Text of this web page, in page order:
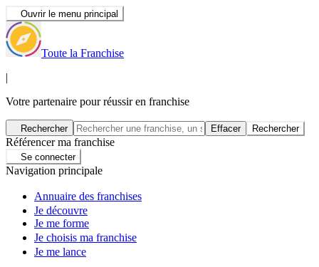
Ouvrir le menu principal
Toute la Franchise
|
Votre partenaire pour réussir en franchise
Rechercher Effacer Rechercher
Référencer ma franchise
Se connecter
Navigation principale
Annuaire des franchises
Je découvre
Je me forme
Je choisis ma franchise
Je me lance